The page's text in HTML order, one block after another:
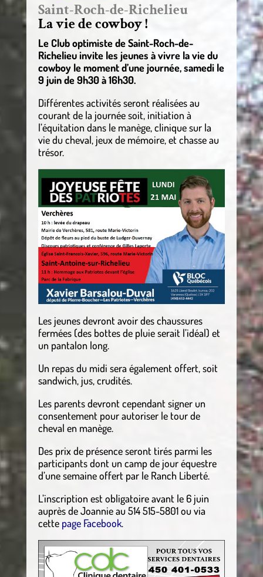
Saint-Roch-de-Richelieu
La vie de cowboy !
Le Club optimiste de Saint-Roch-de-
Richelieu invite les jeunes à vivre la vie du
cowboy le moment d’une journée, samedi le
9 juin de 9h30 à 16h30.
Différentes activités seront réalisées au
courant de la journée soit, initiation à
l’équitation dans le manège, clinique sur la
vie du cheval, jeux de mémoire, et chasse au
trésor.
Les jeunes devront avoir des chaussures
fermées (des bottes de pluie serait l’idéal) et
un pantalon long.
Un repas du midi sera également offert, soit
sandwich, jus, crudités.
Les parents devront cependant signer un
consentement pour autoriser le tour de
cheval en manège.
Des prix de présence seront tirés parmi les
participants dont un camp de jour équestre
d’une semaine offert par le Ranch Liberté.
L’inscription est obligatoire avant le 6 juin
auprès de Joannie au 514 515-5801 ou via
cette page Facebook.